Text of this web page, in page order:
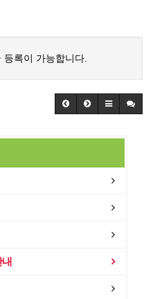
록이 가능합니다.